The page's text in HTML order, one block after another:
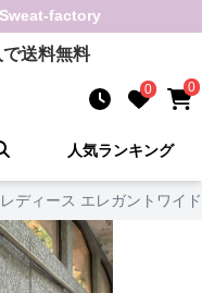
Sweat-factory
送料無料
0 0
人気ランキング
レディース エレガントワイ